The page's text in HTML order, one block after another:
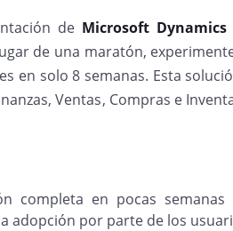
de Microsoft Dynamics
de una maratón,
en solo 8 semanas. Esta
Ventas, Compras e
completa en pocas semanas
adopción por parte de los